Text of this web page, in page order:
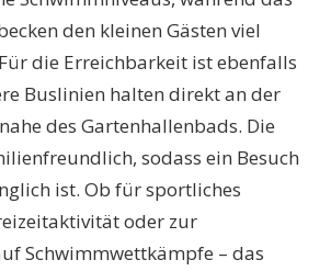
den kleinen Gästen viel
die Erreichbarkeit ist ebenfalls
Buslinien halten direkt an der
des Gartenhallenbads. Die
sodass ein Besuch
ist. Ob für sportliches
oder zur
Schwimmwettkämpfe – das